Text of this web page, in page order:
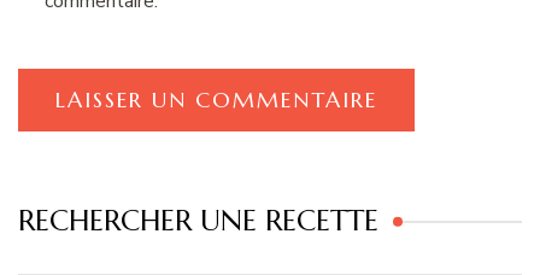
RECHERCHER UNE RECETTE